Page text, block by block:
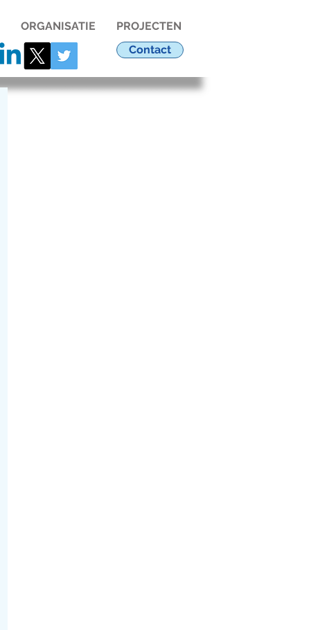
ORGANISATIE
PROJECTEN
Contact